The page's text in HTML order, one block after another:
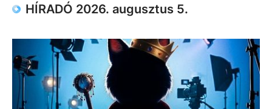
HÍRADÓ 2026. augusztus 5.